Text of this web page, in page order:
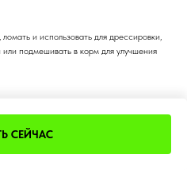
СЕЙЧАС
и использовать для дрессировки,
подмешивать в корм для улучшения